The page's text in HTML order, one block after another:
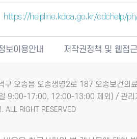
https://helpline.kdca.go.kr/cdchelp/
보이용안내 저작권정책 및 웹접
구 오송읍 오송생명2로 187 오송보건의
9:00-17:00, 12:00-13:00 제외) / 관리
ALL RIGHT RESERVED